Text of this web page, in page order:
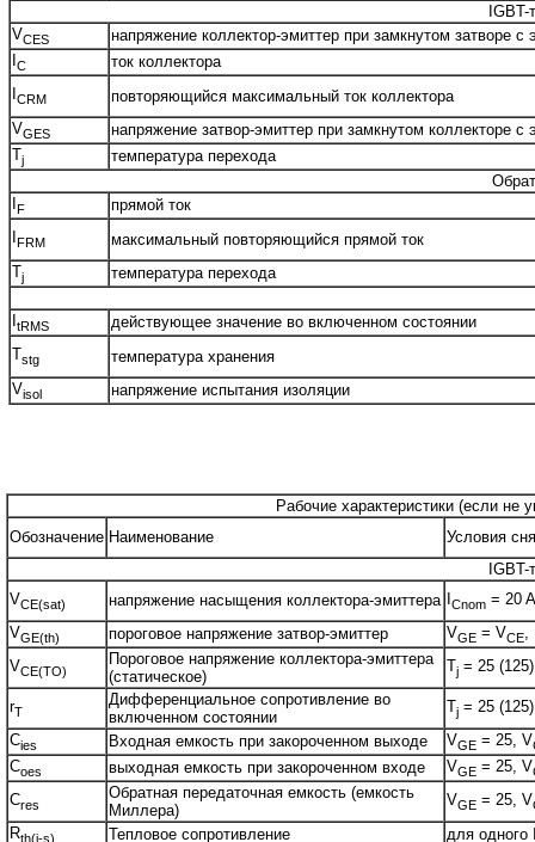
IGBT-
VCES
напряжение коллектор-эмиттер при замкнутом затворе с
IC
ток коллектора
ICRM
повторяющийся максимальный ток коллектора
VGES
напряжение затвор-эмиттер при замкнутом коллекторе с
Tj
температура перехода
IF
прямой ток
IFRM
максимальный повторяющийся прямой ток
Tj температура перехода
ItRMS
действующее значение во включенном состоянии
Tstg
температура хранения
Visol напряжение испытания изоляции
Рабочие характеристики (если не
Обозначение Наименование
Условия
IGBT-
VCE(sat) напряжение насыщения коллектора-эмиттера ICnom = 20
VGE(th) пороговое напряжение затвор-эмиттер VGE = VCE
VCE(TO)
Пороговое напряжение коллектора-эмиттера
(статическое)
Tj = 25 (125)
rT
Дифференциальное сопротивление во
включенном состоянии
Tj = 25 (125)
Cies Входная емкость при закороченном выходе VGE = 25, V
Coes выходная емкость при закороченном входе VGE = 25, V
Cres
Обратная передаточная емкость (емкость
Миллера)
VGE = 25, V
Rth(j-s) Тепловое сопротивление для одного